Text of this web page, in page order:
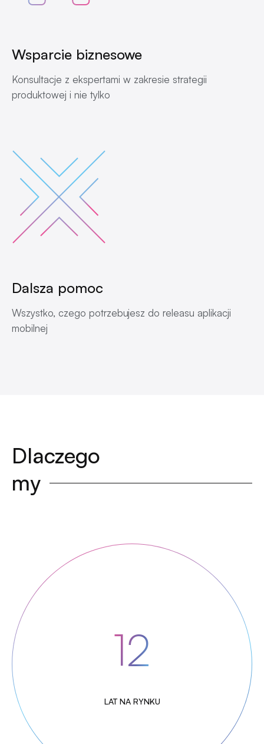
Wsparcie biznesowe
Konsultacje z ekspertami w zakresie strategii
produktowej i nie tylko
Dalsza pomoc
Wszystko, czego potrzebujesz do releasu aplikacji
mobilnej
Dlaczego
my
12
LAT NA RYNKU